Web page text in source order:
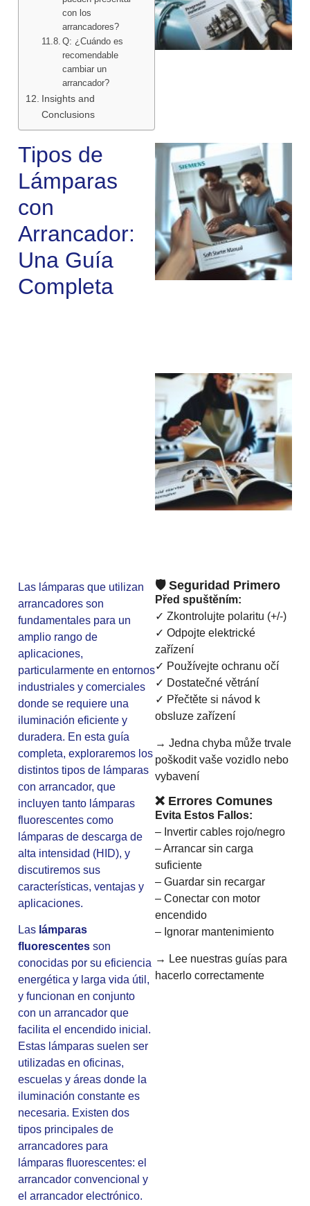
con los
arrancadores?
Q: ¿Cuándo es
recomendable
cambiar un
arrancador?
Insights and
Conclusions
Tipos de
Lámparas
con
Arrancador:
Una Guía
Completa
Las lámparas que utilizan
arrancadores son
fundamentales para un
amplio rango de
aplicaciones,
particularmente en entornos
industriales y comerciales
donde se requiere una
iluminación eficiente y
duradera. En esta guía
completa, exploraremos los
distintos tipos de lámparas
con arrancador, que
incluyen tanto lámparas
fluorescentes como
lámparas de descarga de
alta intensidad (HID), y
discutiremos sus
características, ventajas y
aplicaciones.
Las lámparas
fluorescentes son
conocidas por su eficiencia
energética y larga vida útil,
y funcionan en conjunto
con un arrancador que
facilita el encendido inicial.
Estas lámparas suelen ser
utilizadas en oficinas,
escuelas y áreas donde la
iluminación constante es
necesaria. Existen dos
tipos principales de
arrancadores para
lámparas fluorescentes: el
arrancador convencional y
el arrancador electrónico.
🛡️ Seguridad Primero
Před spuštěním:
✓ Zkontrolujte polaritu (+/-)
✓ Odpojte elektrické
zařízení
✓ Používejte ochranu očí
✓ Dostatečné větrání
✓ Přečtěte si návod k
obsluze zařízení
→ Jedna chyba může trvale
poškodit vaše vozidlo nebo
vybavení
❌ Errores Comunes
Evita Estos Fallos:
– Invertir cables rojo/negro
– Arrancar sin carga
suficiente
– Guardar sin recargar
– Conectar con motor
encendido
– Ignorar mantenimiento
→ Lee nuestras guías para
hacerlo correctamente